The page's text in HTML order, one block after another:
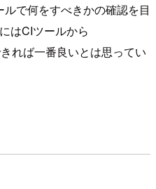
で何をすべきかの確認を目
はCIツールから
れば一番良いとは思ってい